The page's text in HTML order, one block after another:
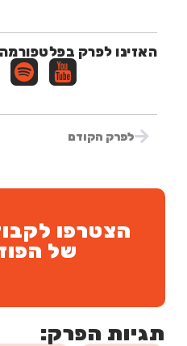
האזינו לפרק
לפרק הקודם
הצטרפו
של
תגיות הפרק: